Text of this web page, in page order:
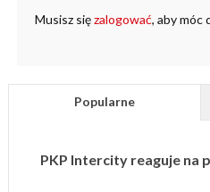
Musisz sięzalogować, aby móc
Popularne
PKP Intercity reaguje na